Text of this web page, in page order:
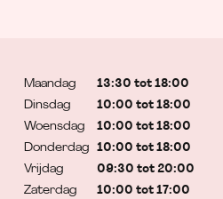
Maandag
Dinsdag
Woensdag
Donderdag
Vrijdag
Zaterdag
13:30 tot 18:00
10:00 tot 18:00
10:00 tot 18:00
10:00 tot 18:00
09:30 tot 20:00
10:00 tot 17:00